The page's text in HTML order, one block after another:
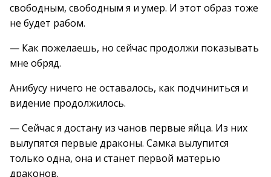
свободным, свободным я и умер. И этот образ тоже
не будет рабом.
— Как пожелаешь, но сейчас продолжи показывать
мне обряд.
Анибусу ничего не оставалось, как подчиниться и
видение продолжилось.
— Сейчас я достану из чанов первые яйца. Из них
вылупятся первые драконы. Самка вылупится
только одна, она и станет первой матерью
драконов.